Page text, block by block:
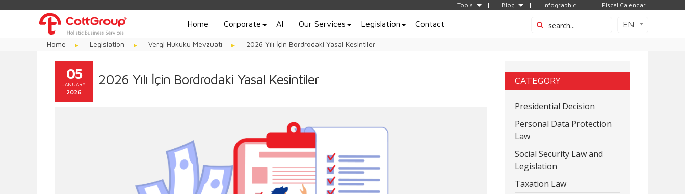
Tools Blog Infographic Fiscal Calendar
Home Corporate AI Our Services Legislation Contact EN
Home Legislation Vergi Hukuku Mevzuatı 2026 Yılı İçin Bordrodaki Yasal Kesintiler
05
JANUARY
2026
2026 Yılı İçin Bordrodaki Yasal Kesintiler CATEGORY
Presidential Decision
Personal Data Protection
Law
Social Security Law and
Legislation
Taxation Law